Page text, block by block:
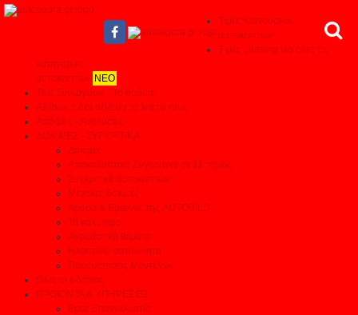
Τιμές Καινούριων
αυτοκινήτων
Τιμές Leasing για όλες τις
κατηγορίες
αυτοκινήτων ΝΕΟ
Test Συνεργείων - Το θαύμα!
Αξίζουν ή δεν αξίζουν τα λεφτά τους
Απόψεις - Αναλύσεις
ΔΟΚΙΜΕΣ - ΣΥΓΚΡΙΤΙΚΑ
Δοκιμές
Αποκαλυπτικά Συγκριτικά σε 11 τομείς
Συγκριτικά αυτοκινήτων
Μεγάλες δοκιμές
Αρθρα & Ερευνες της AUTOBILD
Τα καλύτερα
Αγοραστικά θέματα
Ηλεκτρικά αυτοκίνητα
Παρουσιάσεις Μοντέλων
Όλες οι ειδήσεις
ΠΡΟΙΟΝΤΑ & ΥΠΗΡΕΣΙΕΣ
Βρες Επαγγελματία